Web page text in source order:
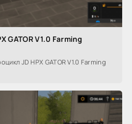
GATOR V1.0 Farming
JD HPX GATOR V1.0 Farming